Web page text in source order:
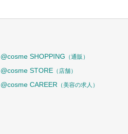
@cosme SHOPPING （通販）
@cosme STORE （店舗）
@cosme CAREER （美容の求人）